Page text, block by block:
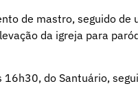
de mastro, seguido de
da igreja para
do Santuário,